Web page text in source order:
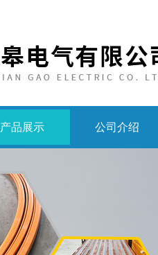
产品展示 公司介绍